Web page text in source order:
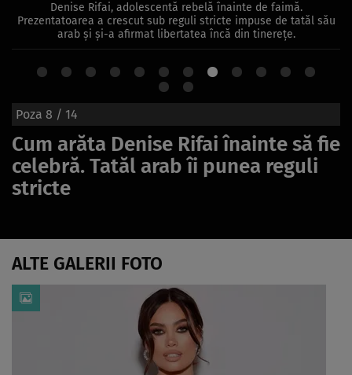
Denise Rifai, adolescentă rebelă înainte de faimă.
Prezentatoarea a crescut sub reguli stricte impuse de tatăl său
arab și și-a afirmat libertatea încă din tinerețe.
Poza 8 / 14
Cum arăta Denise Rifai înainte să fie
celebră. Tatăl arab îi punea reguli
stricte
ALTE GALERII FOTO